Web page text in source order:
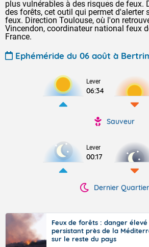
plus vulnérables à des risques de feux.
des forêts, cet outil qui permet d'alerter
feux. Direction Toulouse, où l'on
Vincendon, coordinateur national feux
France.
Ephéméride du 06 août à
Lever
06:34
Sauveur
Lever
00:17
Dernier Quartier
Feux de forêts : danger
persistant près de la
sur le reste du pays